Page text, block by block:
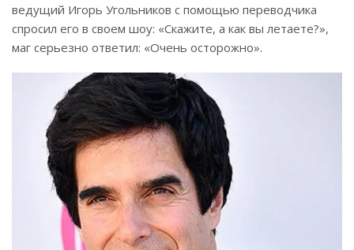
ведущий Игорь Угольников с помощью переводчика
спросил его в своем шоу: «Скажите, а как вы летаете?»,
маг серьезно ответил: «Очень осторожно».